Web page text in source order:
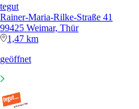
tegut
Rainer-Maria-Rilke-Straße 41
99425 Weimar, Thür
1,47 km
geöffnet